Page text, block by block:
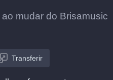
mudar do Brisamusic
Transferir